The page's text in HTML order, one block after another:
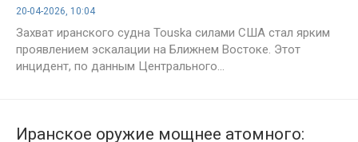
20-04-2026, 10:04
Захват иранского судна Touska силами США стал ярким
проявлением эскалации на Ближнем Востоке. Этот
инцидент, по данным Центрального...
Иранское оружие мощнее атомного: